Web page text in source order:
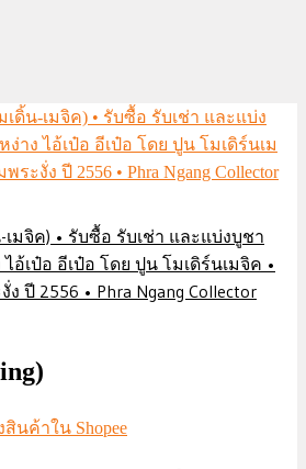
-เมจิค) • รับซื้อ รับเช่า และแบ่งบูชา
อ้เป๋อ อีเป๋อ โดย ปูน โมเดิร์นเมจิค •
ปี 2556 • Phra Ngang Collector
สินค้าใน Shopee